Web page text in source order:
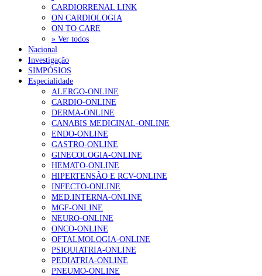
CARDIORRENAL LINK
ON CARDIOLOGIA
ON TO CARE
» Ver todos
Nacional
Investigação
SIMPÓSIOS
Especialidade
ALERGO-ONLINE
CARDIO-ONLINE
DERMA-ONLINE
CANABIS MEDICINAL-ONLINE
ENDO-ONLINE
GASTRO-ONLINE
GINECOLOGIA-ONLINE
HEMATO-ONLINE
HIPERTENSÃO E RCV-ONLINE
INFECTO-ONLINE
MED.INTERNA-ONLINE
MGF-ONLINE
NEURO-ONLINE
ONCO-ONLINE
OFTALMOLOGIA-ONLINE
PSIQUIATRIA-ONLINE
PEDIATRIA-ONLINE
PNEUMO-ONLINE